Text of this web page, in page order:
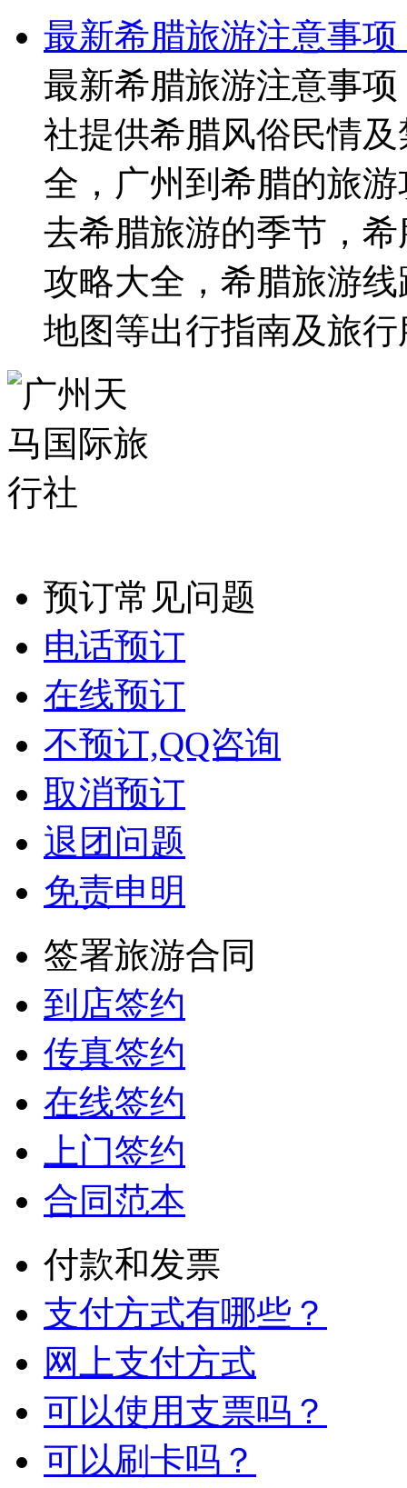
最新希腊旅游注意事
最新希腊旅游注意事
社提供希腊风俗民情
全，广州到希腊的旅
去希腊旅游的季节，
攻略大全，希腊旅游
地图等出行指南及旅行
预订常见问题
电话预订
在线预订
不预订,QQ咨询
取消预订
退团问题
免责申明
签署旅游合同
到店签约
传真签约
在线签约
上门签约
合同范本
付款和发票
支付方式有哪些？
网上支付方式
可以使用支票吗？
可以刷卡吗？